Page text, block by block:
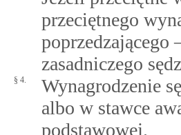
przeciętnego
poprzedzającego
zasadniczego
§ 4.
Wynagrodzenie
albo w stawce
podstawowej.